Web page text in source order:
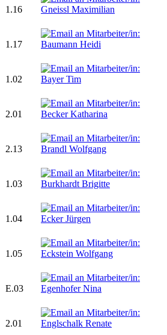
1.16
1.17
1.02
2.01
2.13
1.03
1.04
1.05
E.03
2.01